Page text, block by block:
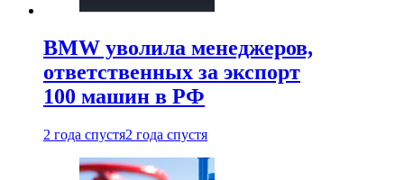
BMW уволила менеджеров,
ответственных за экспорт
100 машин в РФ
2 года спустя2 года спустя